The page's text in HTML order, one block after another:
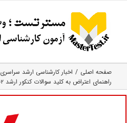
content
صفحه اصلی
اخبار کارشناسی ارشد سراسری
راهنمای اعتراض به کلید سوالات کنکور ارشد ۱۴۰۲